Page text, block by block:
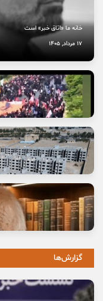
خانه ما «اتاق خبر» است
17 مرداد, 1405
آتش عشق جاماندگان
13 مرداد, 1405
11 مرداد, 1405
گزارش‌ها